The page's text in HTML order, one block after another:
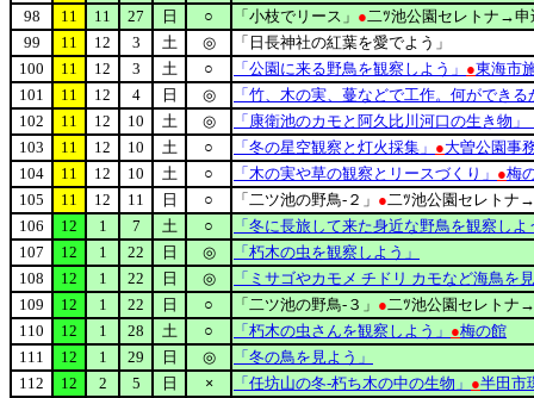
98
11 11 27 日 ○ 「小枝でリース」 ●二ﾂ池公園セレトナ→申
99
11 12 3 土 ◎
「日長神社の紅葉を愛でよう」
100
11 12 3 土 ○ 「公園に来る野鳥を観察しよう」 ●東海市
101
11 12 4 日 ◎
「竹、木の実、蔓などで工作。何ができる
102
11 12 10 土 ◎
「康衛池のカモと阿久比川河口の生き物
103
11 12 10 土 ○ 「冬の星空観察と灯火採集」 ●大曽公園事
104
11 12 10 土 ○ 「木の実や草の観察とリースづくり」 ●梅
105
11 12 11 日 ○ 「二ツ池の野鳥-２」 ●二ﾂ池公園セレトナ
106
12 1 7 土 ○
「冬に長旅して来た身近な野鳥を観察しよ
107
12 1 22 日 ◎
「朽木の虫を観察しよう」
108
12 1 22 日 ◎
「ミサゴやカモメ チドリ カモなど海鳥を
109
12 1 22 日 ○ 「二ツ池の野鳥-３」 ●二ﾂ池公園セレトナ
110
12 1 28 土 ○ 「朽木の虫さんを観察しよう」 ●梅の館
111
12 1 29 日 ◎
「冬の鳥を見よう」
112
12 2 5 日 × 「任坊山の冬-朽ち木の中の生物」 ●半田市